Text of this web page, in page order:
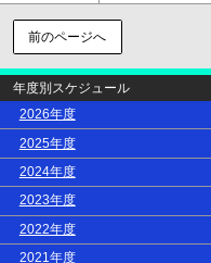
前のページへ
年度別スケジュール
2026年度
2025年度
2024年度
2023年度
2022年度
2021年度